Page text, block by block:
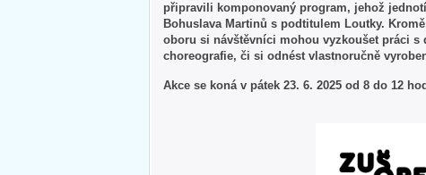
připravili komponovaný program, jehož
Bohuslava Martinů s podtitulem Loutky.
oboru si návštěvníci mohou vyzkoušet práci
choreografie, či si odnést vlastnoručně
Akce se koná v pátek 23. 6. 2025 od 8 do 12